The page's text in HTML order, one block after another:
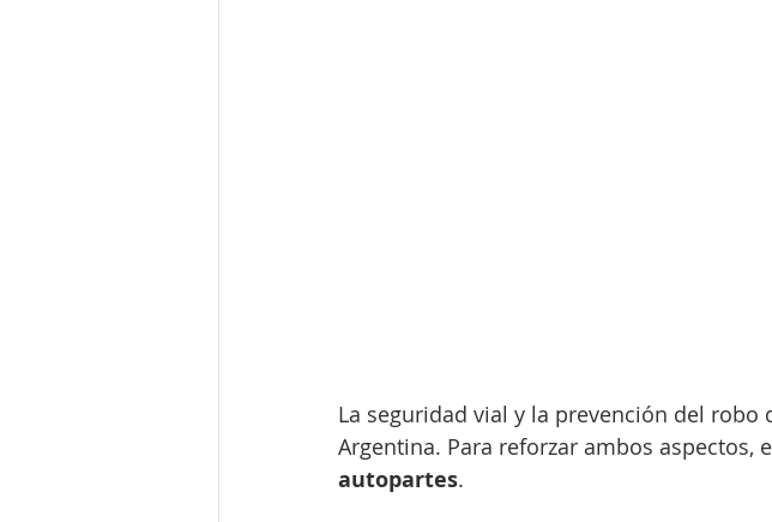
La seguridad vial y la prevención del
Argentina. Para reforzar ambos aspectos,
autopartes.